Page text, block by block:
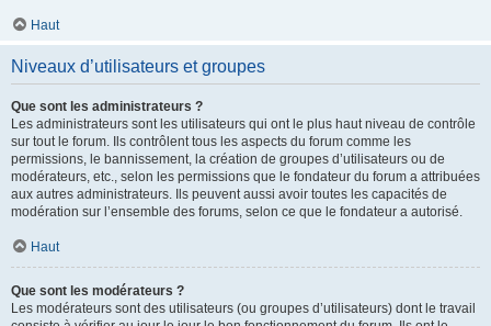
Haut
Niveaux d’utilisateurs et groupes
Que sont les administrateurs ?
Les administrateurs sont les utilisateurs qui ont le plus haut niveau de contrôle
sur tout le forum. Ils contrôlent tous les aspects du forum comme les
permissions, le bannissement, la création de groupes d’utilisateurs ou de
modérateurs, etc., selon les permissions que le fondateur du forum a attribuées
aux autres administrateurs. Ils peuvent aussi avoir toutes les capacités de
modération sur l’ensemble des forums, selon ce que le fondateur a autorisé.
Haut
Que sont les modérateurs ?
Les modérateurs sont des utilisateurs (ou groupes d’utilisateurs) dont le travail